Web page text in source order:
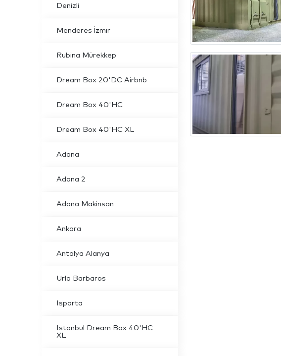
Denizli
Menderes İzmir
Rubina Mürekkep
Dream Box 20'DC Airbnb
Dream Box 40'HC
Dream Box 40'HC XL
Adana
Adana 2
Adana Makinsan
Ankara
Antalya Alanya
Urla Barbaros
Isparta
Istanbul Dream Box 40'HC
XL